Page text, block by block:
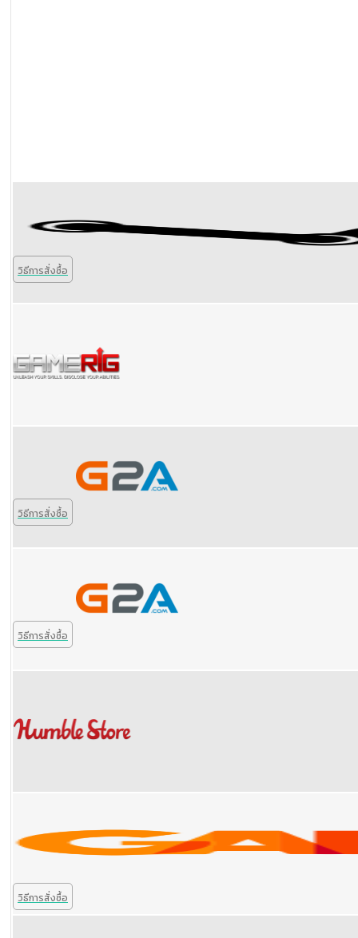
วิธีการสั่งซื้อ
วิธีการสั่งซื้อ
วิธีการสั่งซื้อ
วิธีการสั่งซื้อ